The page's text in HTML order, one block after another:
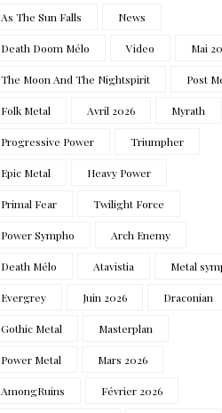
As The Sun Falls News
Death Doom Mélo Video Mai
The Moon And The Nightspirit Post
Folk Metal Avril 2026 Myrath
Progressive Power Triumpher
Epic Metal Heavy Power
Primal Fear Twilight Force
Power Sympho Arch Enemy
Death Mélo Atavistia Metal
Evergrey Juin 2026 Draconian
Gothic Metal Masterplan
Power Metal Mars 2026
AmongRuins Février 2026